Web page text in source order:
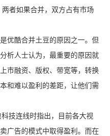
者如果合并，双方占有市场
酷合并土豆的原因之一。但
析人士认为，最重要的原因就
市融资、版权、带宽等，转换
和难以盈利的差距，让他们需
技连线时指出，目前各大视
广告的模式中取得盈利。而在